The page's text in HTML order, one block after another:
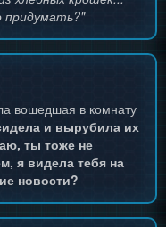
придумать?"
вошедшая в комнату
и вырубила их
ты тоже не
я видела тебя на
новости?